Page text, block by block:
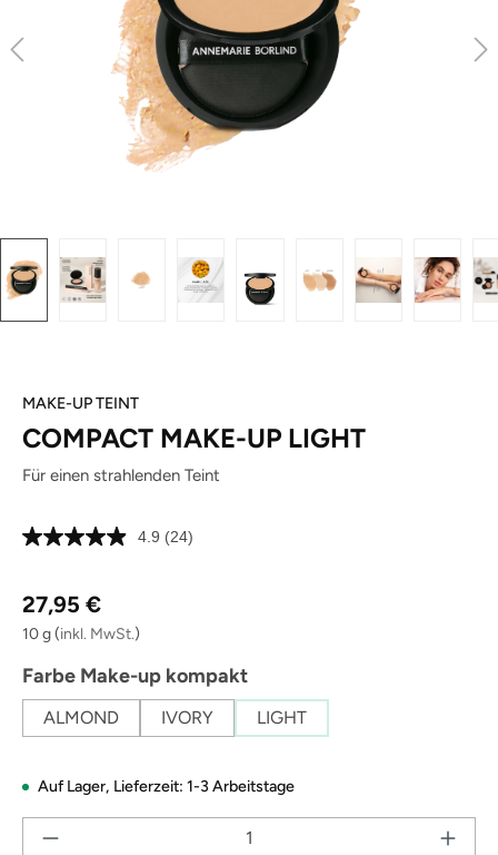
MAKE-UP TEINT
COMPACT MAKE-UP LIGHT
Für einen strahlenden Teint
4.9 24
(24)
Regulärer Preis:
27,95 €
10 g(inkl. MwSt.)
Farbe Make-up kompaktauswählen
ALMOND IVORY LIGHT
Auf Lager, Lieferzeit: 1-3 Arbeitstage